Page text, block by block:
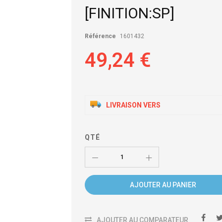
[FINITION:SP]
Référence 1601432
49,24 €
LIVRAISON VERS
QTÉ
AJOUTER AU PANIER
AJOUTER AU COMPARATEUR